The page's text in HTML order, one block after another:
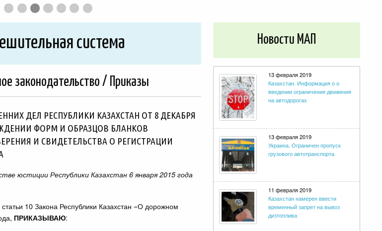
FirstSecond
Third
Current
Fourth
FifthSixthSeventh
система
законодательство / Приказы
ДЕЛ РЕСПУБЛИКИ КАЗАХСТАН ОТ 8 ДЕКАБРЯ
ФОРМ И ОБРАЗЦОВ БЛАНКОВ
И СВИДЕТЕЛЬСТВА О РЕГИСТРАЦИИ
юстиции Республики Казахстан 6 января 2015 года
10 Закона Республики Казахстан «О дорожном
ПРИКАЗЫВАЮ:
Новости МАП
13 февраля 2019
Украина. Ограничен пропуск
грузового автотранспорта
11 февраля 2019
Казахстан намерен ввести
временный запрет на вывоз
дизтоплива
пунктов пропуска,
предназначенных для
транзитного передвижения
иностранных автомобильных